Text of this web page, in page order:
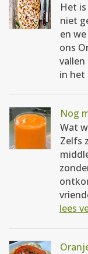
Het
niet
en
ons
in het
Nog
Wat
Zelfs
lees